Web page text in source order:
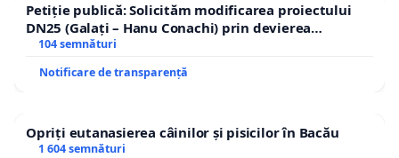
Petiție publică: Solicităm modificarea proiectului
DN25 (Galați – Hanu Conachi) prin devierea
traseului în afara localităților!
104 semnături
Notificare de transparență
Opriți eutanasierea câinilor și pisicilor în Bacău
1 604 semnături